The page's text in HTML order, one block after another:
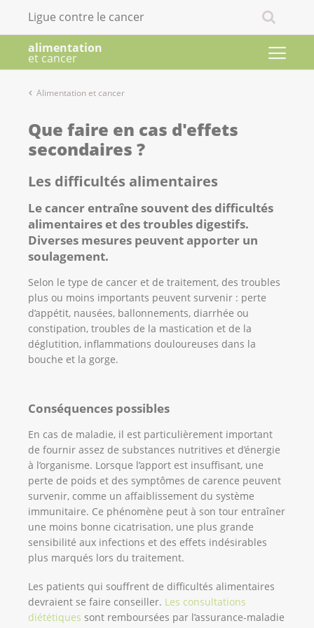
Ligue contre le cancer
alimentation
et cancer
Alimentation et cancer
Que faire en cas d'effets
secondaires ?
Les difficultés alimentaires
Le cancer entraîne souvent des difficultés
alimentaires et des troubles digestifs.
Diverses mesures peuvent apporter un
soulagement.
Selon le type de cancer et de traitement, des troubles
plus ou moins importants peuvent survenir : perte
d’appétit, nausées, ballonnements, diarrhée ou
constipation, troubles de la mastication et de la
déglutition, inflammations douloureuses dans la
bouche et la gorge.
Conséquences possibles
En cas de maladie, il est particulièrement important
de fournir assez de substances nutritives et d’énergie
à l’organisme. Lorsque l’apport est insuffisant, une
perte de poids et des symptômes de carence peuvent
survenir, comme un affaiblissement du système
immunitaire. Ce phénomène peut à son tour entraîner
une moins bonne cicatrisation, une plus grande
sensibilité aux infections et des effets indésirables
plus marqués lors du traitement.
Les patients qui souffrent de difficultés alimentaires
devraient se faire conseiller. Les consultations
diététiques sont remboursées par l’assurance-maladie